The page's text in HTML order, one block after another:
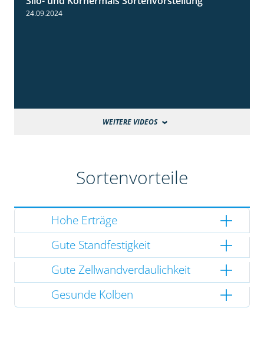
24.09.2024
WEITERE VIDEOS
Sortenvorteile
Hohe Erträge
Gute Standfestigkeit
Gute Zellwandverdaulichkeit
Gesunde Kolben